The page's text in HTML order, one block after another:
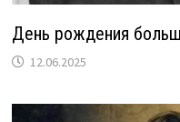
День рождения
12.06.2025